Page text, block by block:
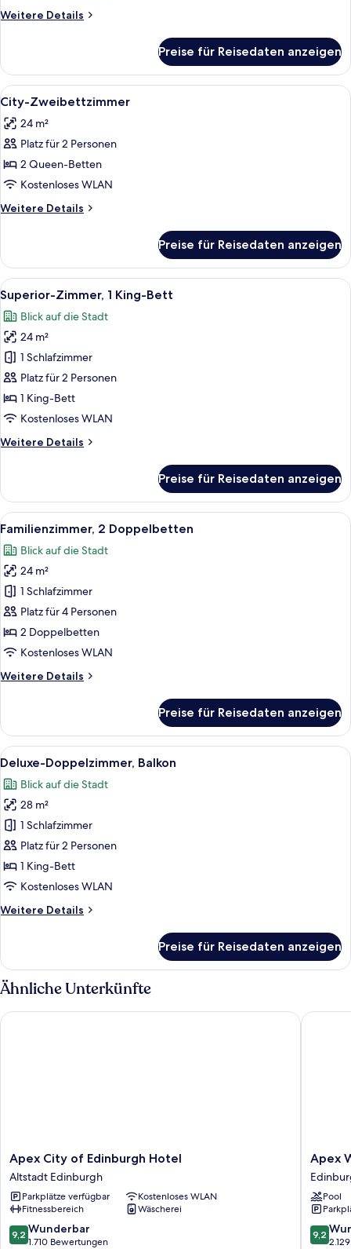
Weitere Details
Weitere
Doppelzimmer
Preise für Reisedaten anzeigen
Alle
Fotos
für
City-
Zweibettzimmer
anzeigen
Ein Hotelzimmer mit zwei Betten,
8
City-Zweibettzimmer
24 m²
Platz für 2 Personen
2 Queen-Betten
Kostenloses WLAN
Weitere Details
Weitere
Zweibettzimmer
Preise für Reisedaten anzeigen
Alle
Fotos
für
Superior-
Zimmer,
1 King-
Bett
anzeigen
Ein Hotelzimmer mit Bett,
8
Superior-Zimmer, 1 King-Bett
Blick auf die Stadt
24 m²
1 Schlafzimmer
Platz für 2 Personen
1 King-Bett
Kostenloses WLAN
Weitere Details
Weitere
Zimmer,
1 King-
Bett
Preise für Reisedaten anzeigen
Alle
Fotos
für
Familienzimmer,
2 Doppelbetten
anzeigen
Ein Hotelzimmer mit einem großen
8
Familienzimmer, 2 Doppelbetten
Blick auf die Stadt
24 m²
1 Schlafzimmer
Platz für 4 Personen
2 Doppelbetten
Kostenloses WLAN
Weitere Details
Weitere
2 Doppelbetten
Preise für Reisedaten anzeigen
Alle
Fotos
für
Deluxe-
Doppelzimmer,
Balkon
anzeigen
Eine Person hält eine Tasse und
14
Deluxe-Doppelzimmer, Balkon
Blick auf die Stadt
28 m²
1 Schlafzimmer
Platz für 2 Personen
1 King-Bett
Kostenloses WLAN
Weitere Details
Weitere
Doppelzimmer,
Balkon
Preise für Reisedaten anzeigen
Ähnliche Unterkünfte
Apex
City
of
Edinburgh
Hotel
Altstadt
Edinburgh
Apex City of Edinburgh Hotel
Altstadt Edinburgh
Parkplätze verfügbar
Kostenloses WLAN
Fitnessbereich
Wäscherei
9.2
von
9,2 Wunderbar
1.710 Bewertungen
Apex City of Edinburgh Hotel
Apex
Place
Hotel
Apex
Pool
9.2
von
9,2
Apex